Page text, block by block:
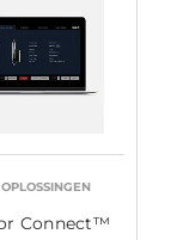
Connect™